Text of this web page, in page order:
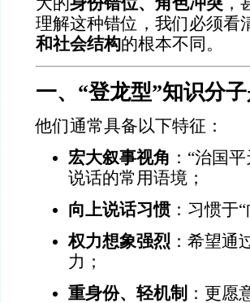
理解这种错位，我们必须看
和社会结构的根本不同。
一、“登龙型”知识分子
他们通常具备以下特征：
宏大叙事视角 ：“治国
说话的常用语境；
向上说话习惯：习惯于
权力想象强烈 ：希望通
力；
重身份、轻机制 ：更愿